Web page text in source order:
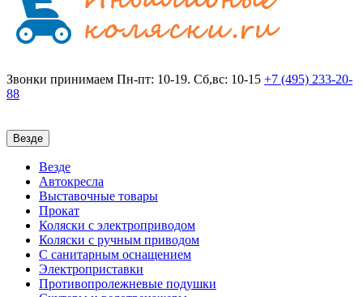
Звонки принимаем Пн-пт: 10-19. Сб,вс: 10-15 +7 (495) 233-20-
88
Везде
Везде
Автокресла
Выставочные товары
Прокат
Коляски с электроприводом
Коляски с ручным приводом
С санитарным оснащением
Электроприставки
Противопролежневые подушки